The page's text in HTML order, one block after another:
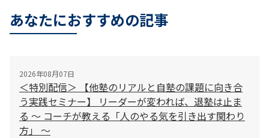
あなたにおすすめの記事
2026年08月07日
＜特別配信＞ 【他塾のリアルと自塾の課題に向き合
う実践セミナー】 リーダーが変われば、退塾は止ま
る 〜 コーチが教える「人のやる気を引き出す関わり
方」 〜